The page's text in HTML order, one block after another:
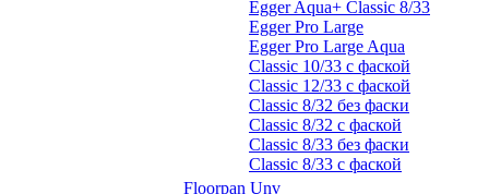
Egger Aqua+ Classic 8/33
Egger Pro Large
Egger Pro Large Aqua
Classic 10/33 с фаской
Classic 12/33 с фаской
Classic 8/32 без фаски
Classic 8/32 с фаской
Classic 8/33 без фаски
Classic 8/33 с фаской
Floorpan Unv